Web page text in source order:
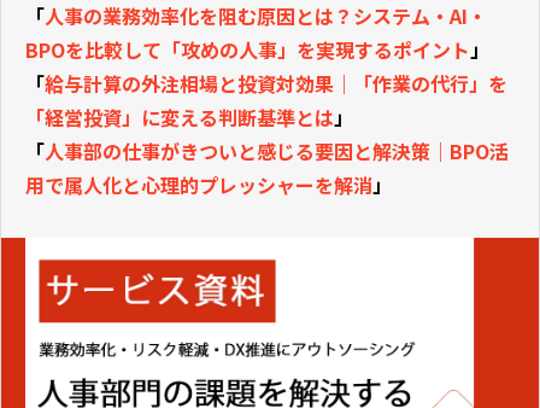
「人事の業務効率化を阻む原因とは？システム・AI・
BPOを比較して「攻めの人事」を実現するポイント」
「給与計算の外注相場と投資対効果｜「作業の代行」を
「経営投資」に変える判断基準とは」
「人事部の仕事がきついと感じる要因と解決策｜BPO活
用で属人化と心理的プレッシャーを解消」